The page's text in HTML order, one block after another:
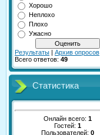
Хорошо
Неплохо
Плохо
Ужасно
Результаты | Архив опросов
Всего ответов: 49
Статистика
Онлайн всего: 1
Гостей: 1
Пользователей: 0